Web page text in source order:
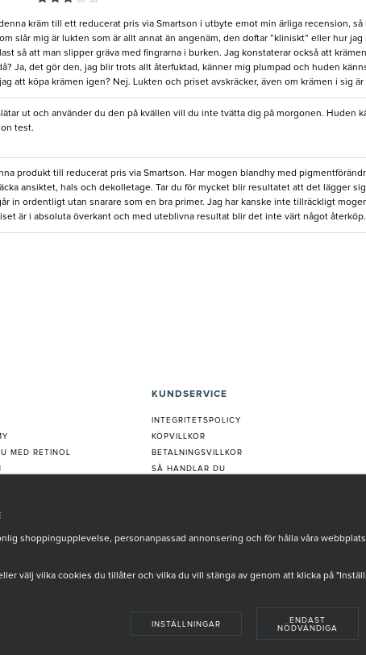
kräm till ett reducerat pris via Smartson i utbyte emot min ärliga recension,
slår mig är lukten som är allt annat än angenäm, den doftar ”kliniskt” eller hur
så att man slipper gräva med fingrarna i burken. Jag konstaterar också att
Ja, det gör den, jag blir trots allt återfuktad, känner mig plumpad och huden
att köpa krämen igen? Nej. Lukten och priset avskräcker, även om krämen i sig
ut och använder du den på kvällen vill du inte tvätta dig på morgonen.
test.
produkt till reducerat pris via Smartson. Har mogen blandhy med
ansiktet, hals och dekolletage. Tar du för mycket blir resultatet att det lägger
in ordentligt utan snarare som en bra primer. Jag har kanske inte tillräckligt
är i absoluta överkant och med uteblivna resultat blir det inte värt något återköp.
MED RETINOL
KUNDSERVICE
INTEGRITETSPOLICY
KÖPVILLKOR
BETALNINGSVILLKOR
SÅ HANDLAR DU
REKLAMATION
shoppingupplevelse, personanpassad annonsering och för hålla våra
välj vilka cookies du tillåter och vilka du vill stänga av genom att klicka på
INSTÄLLNINGAR
ENDAST
NÖDVÄNDIGA